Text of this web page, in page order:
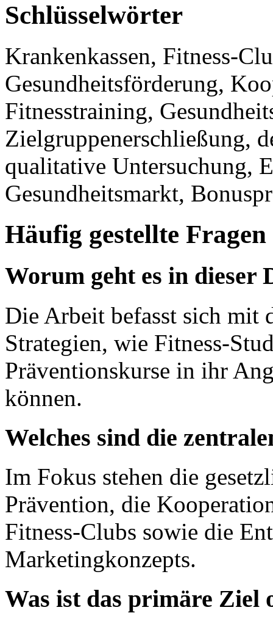
Schlüsselwörter
Krankenkassen, Fitness-
Gesundheitsförderung,
Fitnesstraining,
Zielgruppenerschließung,
qualitative Untersuchung,
Gesundheitsmarkt,
Häufig gestellte Fragen
Worum geht es in
Die Arbeit befasst sich mit
Strategien, wie Fitness-
Präventionskurse in ihr
können.
Welches sind die
Im Fokus stehen die
Prävention, die
Fitness-Clubs sowie die
Marketingkonzepts.
Was ist das primäre Ziel